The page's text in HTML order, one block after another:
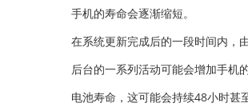
手机的寿命会逐渐缩短。
在系统更新完成后的一段时间内，
后台的一系列活动可能会增加手机
电池寿命，这可能会持续48小时甚